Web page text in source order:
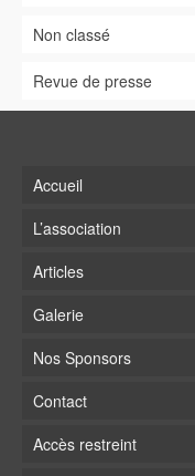
Non classé
Revue de presse
Accueil
L’association
Articles
Galerie
Nos Sponsors
Contact
Accès restreint